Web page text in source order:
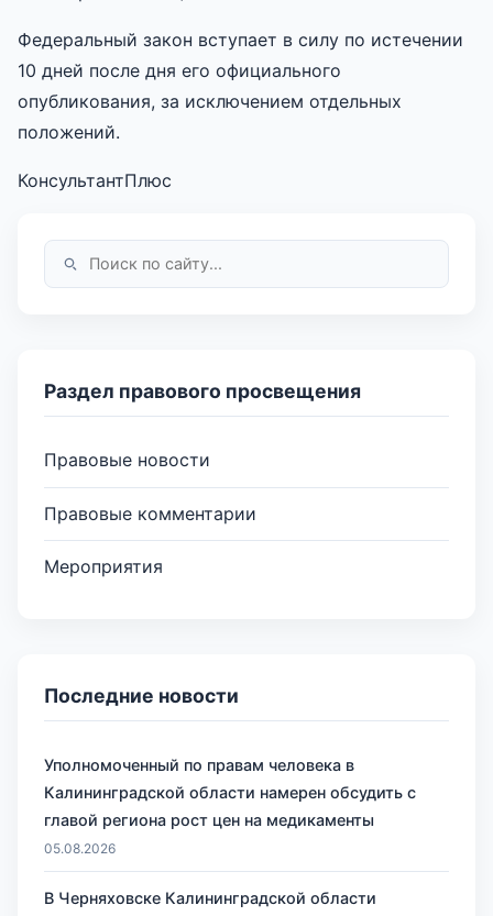
Федеральный закон вступает в силу по истечении
10 дней после дня его официального
опубликования, за исключением отдельных
положений.
КонсультантПлюс
Раздел правового просвещения
Правовые новости
Правовые комментарии
Мероприятия
Последние новости
Уполномоченный по правам человека в
Калининградской области намерен обсудить с
главой региона рост цен на медикаменты
05.08.2026
В Черняховске Калининградской области